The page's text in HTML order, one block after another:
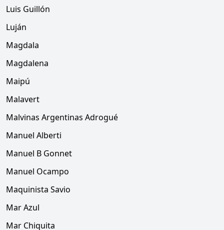
Luis Guillón
Luján
Magdala
Magdalena
Maipú
Malavert
Malvinas Argentinas Adrogué
Manuel Alberti
Manuel B Gonnet
Manuel Ocampo
Maquinista Savio
Mar Azul
Mar Chiquita